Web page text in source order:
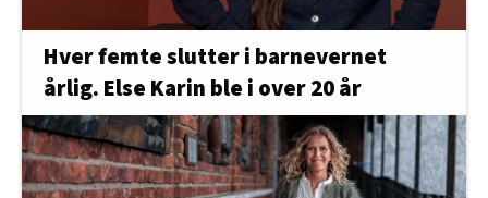
Hver femte slutter i barnevernet
årlig. Else Karin ble i over 20 år